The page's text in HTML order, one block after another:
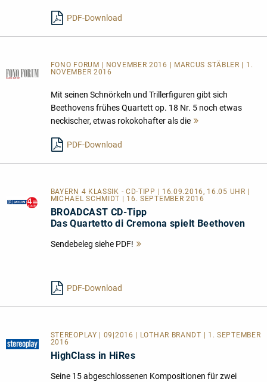
PDF-Download
FONO FORUM | NOVEMBER 2016 | MARCUS STÄBLER | 1.
NOVEMBER 2016
Mit seinen Schnörkeln und Trillerfiguren gibt sich
Beethovens frühes Quartett op. 18 Nr. 5 noch etwas
neckischer, etwas rokokohafter als die
PDF-Download
BAYERN 4 KLASSIK - CD-TIPP | 16.09.2016, 16.05 UHR |
MICHAEL SCHMIDT | 16. SEPTEMBER 2016
BROADCAST CD-Tipp
Das Quartetto di Cremona spielt Beethoven
Sendebeleg siehe PDF!
PDF-Download
STEREOPLAY | 09|2016 | LOTHAR BRANDT | 1. SEPTEMBER
2016
HighClass in HiRes
Seine 15 abgeschlossenen Kompositionen für zwei